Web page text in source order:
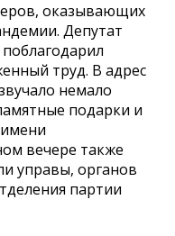
оказывающих
Депутат
труд. В адрес
немало
подарки и
вечере также
управы, органов
партии